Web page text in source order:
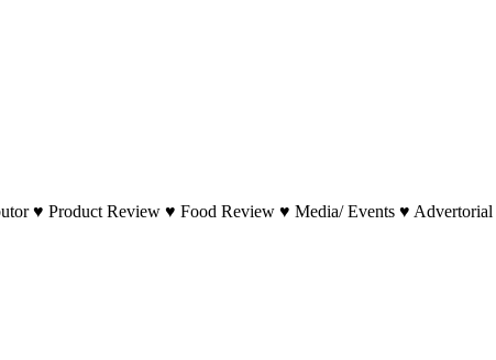
♥ Product Review ♥ Food Review ♥ Media/ Events ♥